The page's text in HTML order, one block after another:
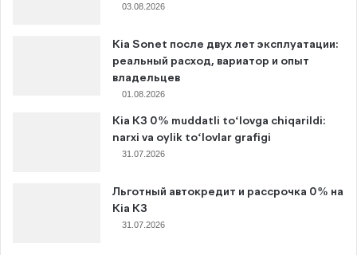
03.08.2026
Kia Sonet после двух лет эксплуатации:
реальный расход, вариатор и опыт
владельцев
01.08.2026
Kia K3 0% muddatli to‘lovga chiqarildi:
narxi va oylik to‘lovlar grafigi
31.07.2026
Льготный автокредит и рассрочка 0% на
Kia K3
31.07.2026